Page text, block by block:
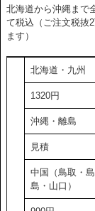
北海道から沖縄まで
て税込（ご注文税抜
ます）
北海道・九州
1320円
沖縄・離島
見積
中国（鳥取・
島・山口）